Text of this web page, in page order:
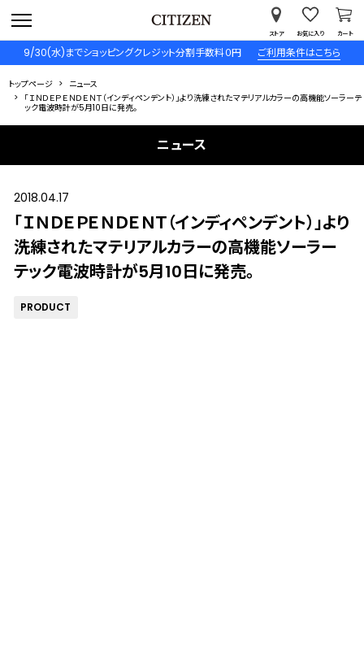
9/30(水)までショッピングクレジット分割手数料０円 ご利用条件はこちら
ストア お気に入り カート
トップページ
ニュース
「ＩＮＤＥＰＥＮＤＥＮＴ（インディペンデント）」より洗練されたマテリアルカラーの高機能ソーラーテ
ック電波時計が5月10日に発売。
ニュース
2018.04.17
「ＩＮＤＥＰＥＮＤＥＮＴ（インディペンデント）」より
洗練されたマテリアルカラーの高機能ソーラー
テック電波時計が5月10日に発売。
PRODUCT